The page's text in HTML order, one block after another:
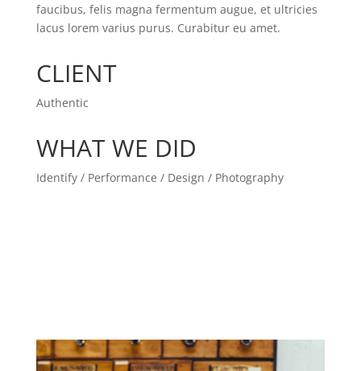
faucibus, felis magna fermentum augue, et ultricies
lacus lorem varius purus. Curabitur eu amet.
CLIENT
Authentic
WHAT WE DID
Identify / Performance / Design / Photography